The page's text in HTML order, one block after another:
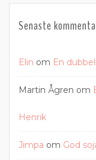
Senaste
Elin om En
Martin Ågren om
Henrik
Jimpa om God